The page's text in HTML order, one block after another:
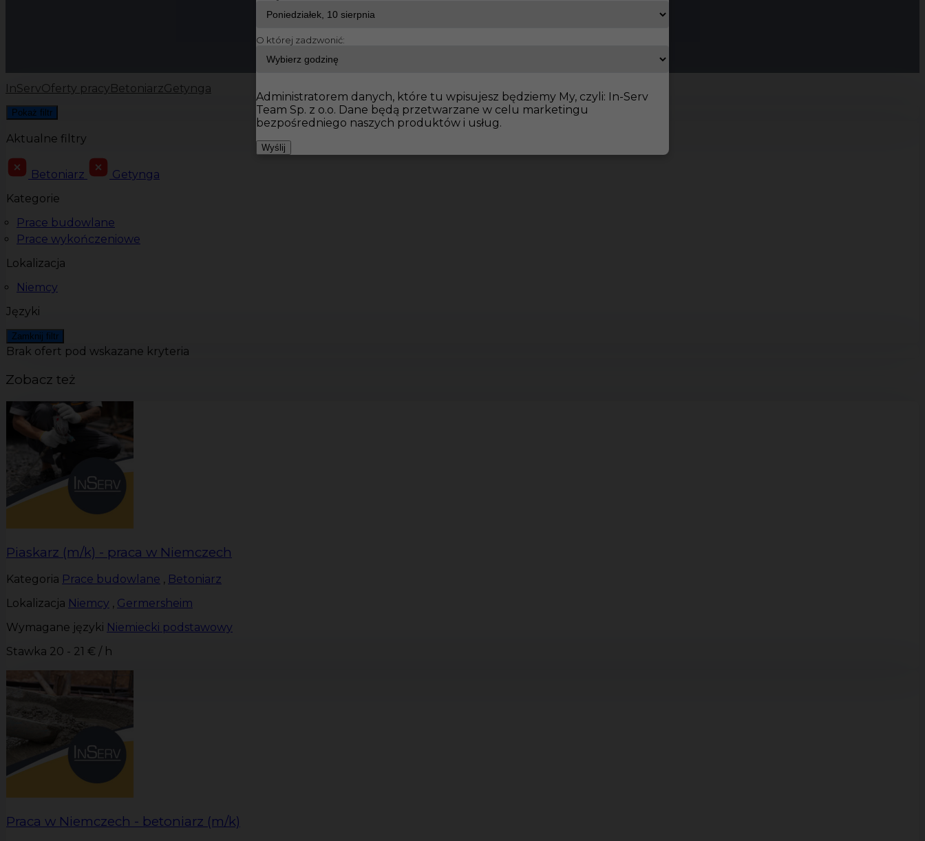
InServOferty pracy BetoniarzGetynga
Pokaż filtr
Aktualne filtry
Betoniarz
Getynga
Kategorie
Prace budowlane
Prace wykończeniowe
Lokalizacja
Niemcy
Języki
Zamknij filtr
Brak ofert pod wskazane kryteria
Zobacz też
Piaskarz (m/k) - praca w Niemczech
Kategoria Prace budowlane , Betoniarz
Lokalizacja Niemcy , Germersheim
Wymagane języki Niemiecki podstawowy
Stawka 20 - 21 € / h
Praca w Niemczech - betoniarz (m/k)
O której zadzwonić:
Administratorem danych, które tu wpisujesz będziemy My, czyli: In-Serv
Team Sp. z o.o. Dane będą przetwarzane w celu marketingu
bezpośredniego naszych produktów i usług.
Wyślij